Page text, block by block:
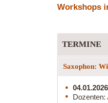
Workshops
TERMINE
Saxophon:
Dozenten: